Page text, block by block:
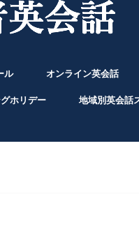
ル オンライン英会話
ホリデー 地域別英会話